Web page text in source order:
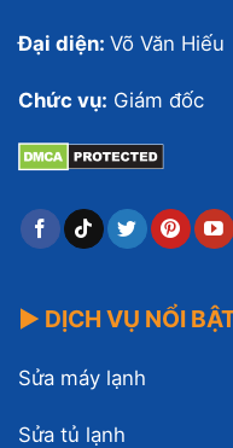
Đại diện: Võ Văn Hiếu
Chức vụ: Giám đốc
▶ DỊCH VỤ NỔI
Sửa máy lạnh
Sửa tủ lạnh